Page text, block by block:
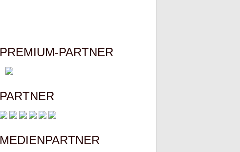
PREMIUM-PARTNER
PARTNER
MEDIENPARTNER